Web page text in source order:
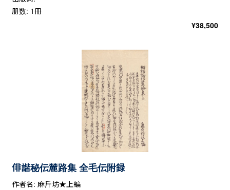
册数: 1冊
¥38,500
俳諧秘伝麓路集 全毛伝附録
作者名: 麻斤坊★上編